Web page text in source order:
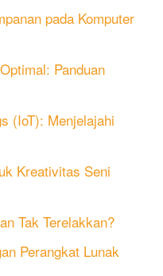
pada Komputer
Panduan
(IoT): Menjelajahi
Kreativitas Seni
Tak Terelakkan?
Perangkat Lunak